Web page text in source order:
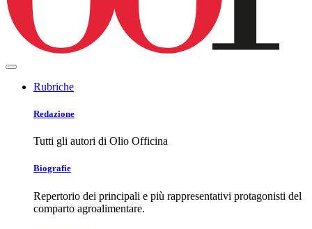
Rubriche
Redazione
Tutti gli autori di Olio Officina
Biografie
Repertorio dei principali e più rappresentativi protagonisti del
comparto agroalimentare.